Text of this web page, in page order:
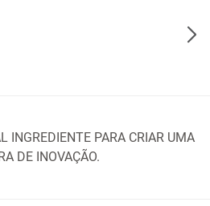
INGREDIENTE PARA CRIAR UMA
DE INOVAÇÃO.